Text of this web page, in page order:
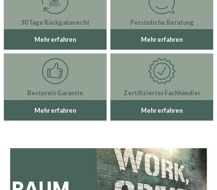
30 Tage Rückgaberecht
Mehr erfahren
Persönliche Beratung
Mehr erfahren
Bestpreis Garantie
Mehr erfahren
Zertifizierter Fachhändler
Mehr erfahren